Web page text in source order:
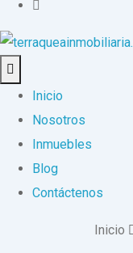
Inicio
Nosotros
Inmuebles
Blog
Contáctenos
Inicio